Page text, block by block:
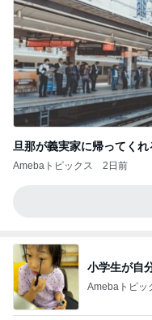
旦那が義実家に帰ってくれ
Amebaトピックス 2日前
小学生が自
Amebaトピッ